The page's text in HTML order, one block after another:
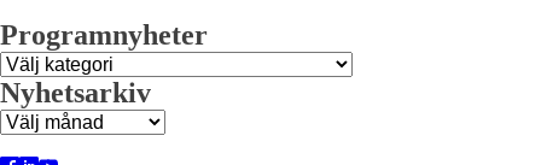
Programnyheter
Programnyheter
Nyhetsarkiv
Nyhetsarkiv